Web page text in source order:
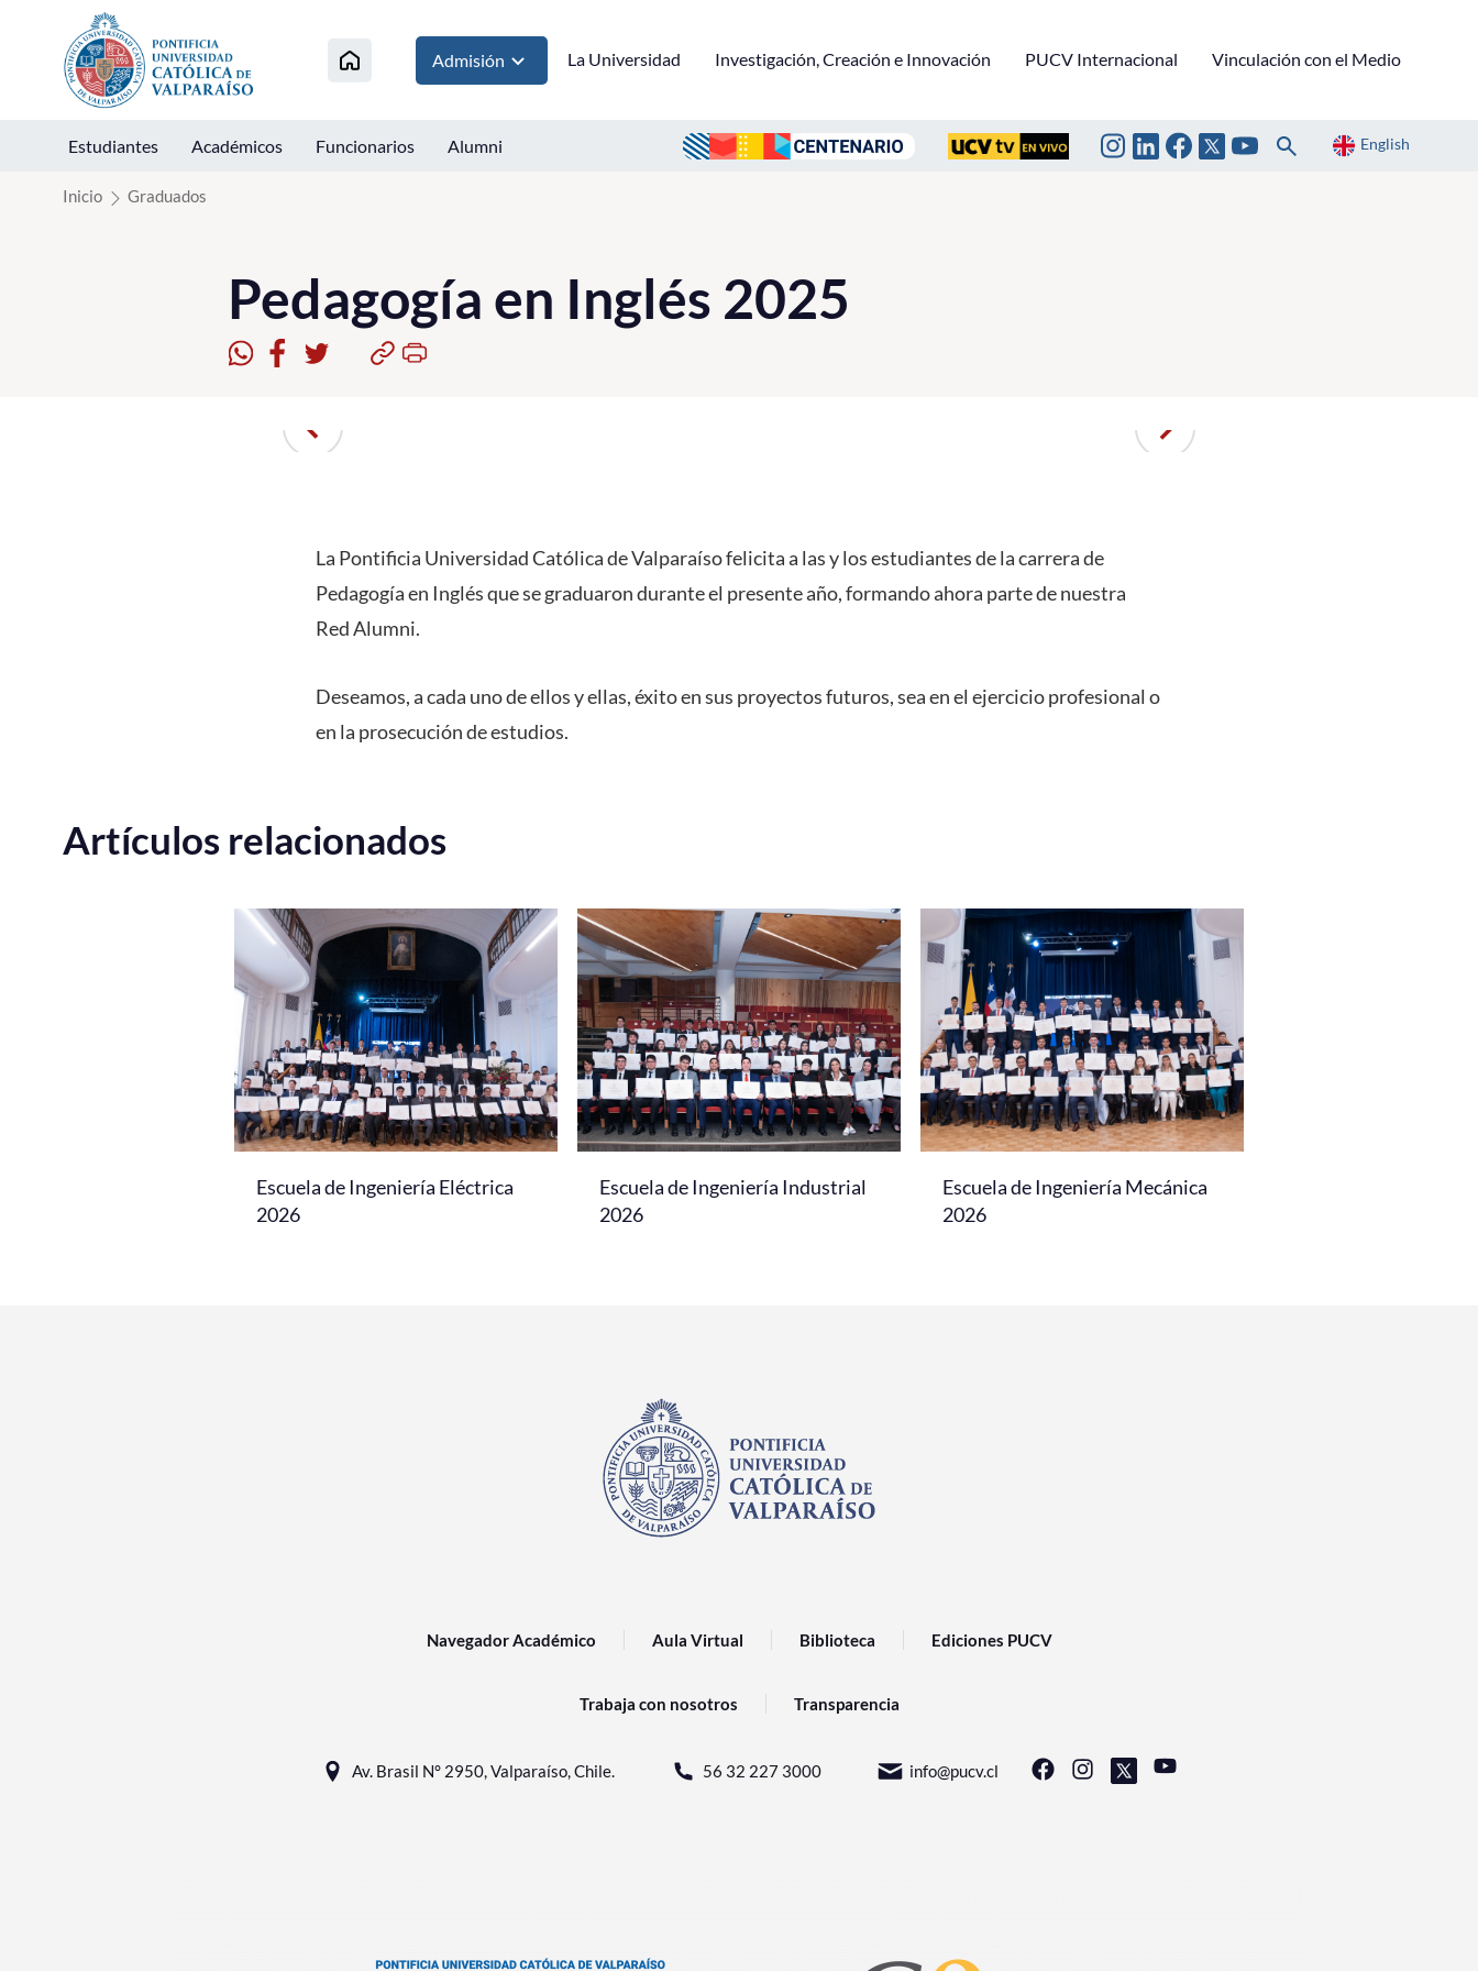
Click acá para ir directamente al contenido
Admisión La Universidad Investigación, Creación e Innovación PUCV Internacional Vinculación con el Medio
Estudiantes Académicos Funcionarios Alumni English
Inicio Graduados
Pedagogía en Inglés 2025
La Pontificia Universidad Católica de Valparaíso felicita a las y los estudiantes de la carrera de
Pedagogía en Inglés que se graduaron durante el presente año,formando ahora parte de nuestra
Red Alumni.
Deseamos, a cada uno de ellos y ellas, éxito en sus proyectos futuros, sea en el ejercicio profesional o
en la prosecución de estudios.
Artículos relacionados
Escuela de Ingeniería Eléctrica
2026
Escuela de Ingeniería Industrial
2026
Escuela de Ingeniería Mecánica
2026
Navegador Académico Aula Virtual Biblioteca Ediciones PUCV
Trabaja con nosotros Transparencia
Av. Brasil N° 2950, Valparaíso, Chile. 56 32 227 3000 info@pucv.cl